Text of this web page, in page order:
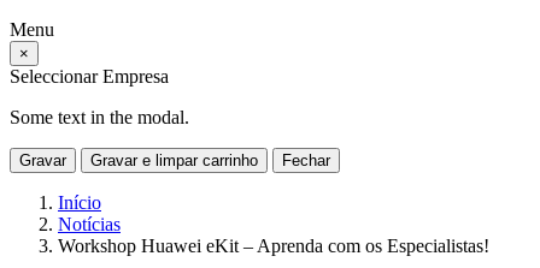
Menu
×
Seleccionar Empresa
Some text in the modal.
Gravar Gravar e limpar carrinho Fechar
Início
Notícias
Workshop Huawei eKit – Aprenda com os Especialistas!